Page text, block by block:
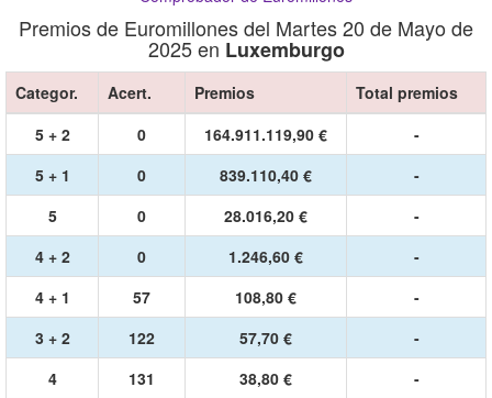
Premios de Euromillones del Martes 20 de Mayo de
2025 en Luxemburgo
Categor. Acert. Premios
Total premios
5 + 2
0 164.911.119,90 €
-
5 + 1
0 839.110,40 €
-
5
0 28.016,20 €
-
4 + 2
0 1.246,60 €
-
4 + 1
57 108,80 €
-
3 + 2
122 57,70 €
-
4
131 38,80 €
-